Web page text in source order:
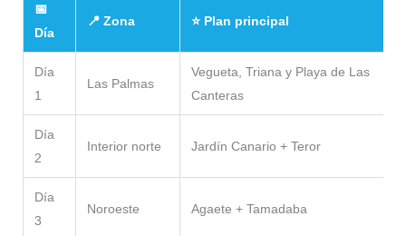
📅
Día
📍 Zona ⭐ Plan principal
Día
1
Las Palmas
Vegueta, Triana y Playa de Las
Canteras
Día
2
Interior norte Jardín Canario + Teror
Día
3
Noroeste Agaete + Tamadaba